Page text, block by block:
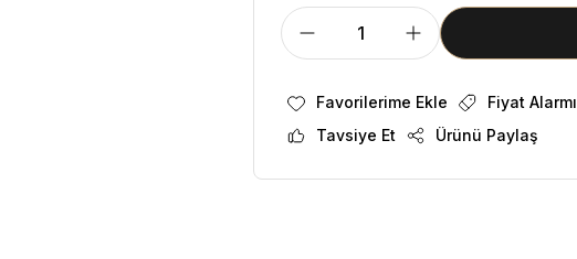
Fiyat Alarmı
Tavsiye Et
Ürünü Paylaş